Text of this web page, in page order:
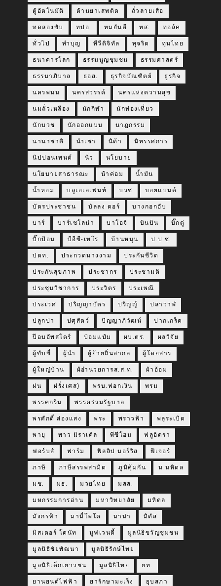
ตู้อัตโนมัติ ต้านยาเสพติด ถั่วลายเสือ
ทดลองขับ ทปอ. ทมยันตี ทส. ทอล์ค
ทั่วไป ทำบุญ ทีวีดิจิทัล ทุจริต ทุนไทย
ธนาคารโลก ธรรมนูญชุมชน ธรรมศาสตร์
ธรรมาภิบาล ธอส. ธุรกิจบัณฑิตย์ ธูรกิจ
นครพนม นครสวรรค์ นครแห่งความสุข
นมถั่วเหลือง นักกีฬา นักท่องเที่ยว
นักบวช นักออกแบบ นาฏกรรม
นานาชาติ นำเชา นิด้า นิทรรศการ
นิปปอนเพนต์ นิ่ว นโยบาย
นโยบายสาธารณะ น้าค่อม น้ำมัน
น้ำหอม บลูเอเลเฟ่นท์ บวช บอยแบนด์
บัตรประชาชน บัลลง ดอร์ บางกอกฮับ
บาร์ บาร์เซโลน่า บาโอจิ บินบิน บิ๊กตู่
บิ๊กป้อม บีอีซี-เทโร บ้านหมุน ป.ป.ช.
ปตท. ประกวดนางงาม ประกันชีวิต
ประกันสุขภาพ ประชากร ประชามติ
ประชุมวิชาการ ประวิตร ประเพณี
ประเวศ ปริญญาบัตร ปริญญ์ ปลาวาฬ
ปลูกป่า ปศุสัตว์ ปัญญาภิวัฒน์ ปากเกร็ด
ป๊อบอัพสโตร์ ป๋อมแป๋ม ผบ.ตร. ผลวิจัย
ผู้ขับขี่ ผู้นำ ผู้ย้ายถิ่นสากล ผู้โดยสาร
ผู้ใหญ่บ้าน ผ้อำนวยการส.ส.ท. ผ้าอ้อม
ฝน ฝรั่งเศส} พรบ.ฟอกเงิน พรม
พรรคกรีน พรรคร่วมรัฐบาล
พรศักดิ์ ส่องแสง พระ พราวฟ้า พลุระเบิด
พายุ พาว มิราเคิล พีซีโฮม ฟลูอิดรา
ฟอร์บส์ ฟาร์ม ฟิลลิป มอร์ริส ฟีเจอร์
ภาษี ภาษีสรรพสามิต ภูมิคุ้มกัน ม.มหิดล
มช. มธ. มวยไทย มสส.
มหกรรมการอ่าน มหาวิทยาลัย มหิดล
มังกรฟ้า มามี่โพโค มาม่า มิดัส
มิสเตอร์ โดนัท มูฟเวนดี้ มูลนิธิขวัญชุมชน
มูลนิธิชัยพัฒนา มูลนิธิรักษ์ไทย
มูลนิธิเด็กเยาวชน มูลนิธิไทย ยท.
ยานยนต์ไฟฟ้า ยารักษามะเร็ง ยุบสภา